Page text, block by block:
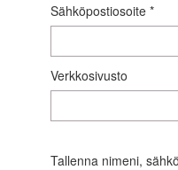
Sähköpostiosoite *
Verkkosivusto
Tallenna nimeni,